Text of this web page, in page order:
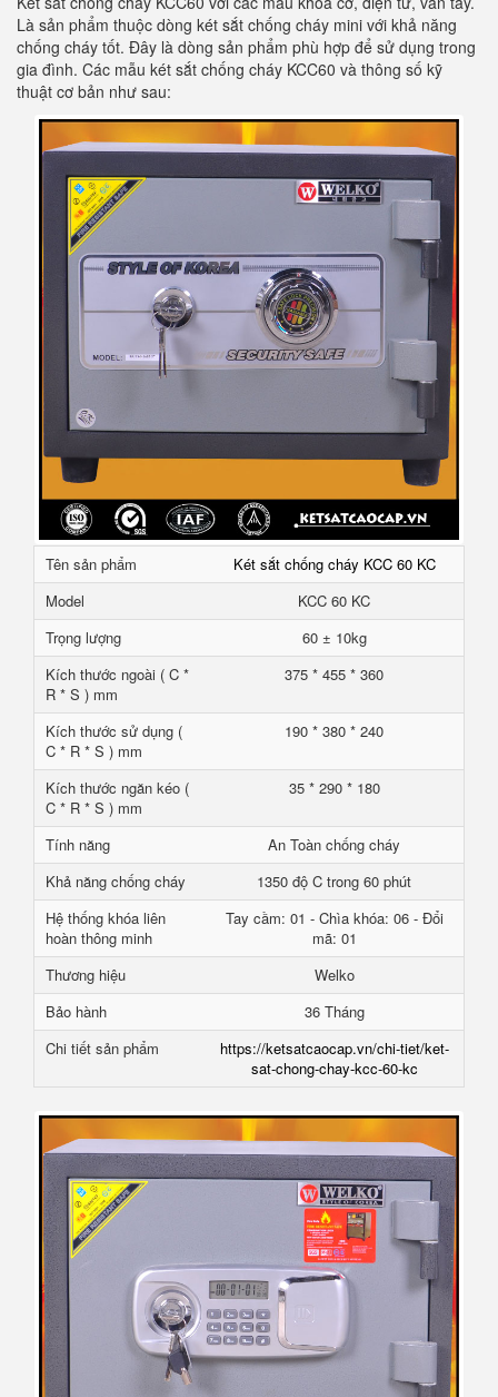
Là sản phẩm thuộc dòng két sắt chống cháy mini với khả năng
chống cháy tốt. Đây là dòng sản phẩm phù hợp để sử dụng trong
gia đình. Các mẫu két sắt chống cháy KCC60 và thông số kỹ
thuật cơ bản như sau:
Tên sản phẩm
Két sắt chống cháy KCC 60 KC
Model
KCC 60 KC
Trọng lượng
60 ± 10kg
Kích thước ngoài ( C *
R * S ) mm
375 * 455 * 360
Kích thước sử dụng (
C * R * S ) mm
190 * 380 * 240
Kích thước ngăn kéo (
C * R * S ) mm
35 * 290 * 180
Tính năng
An Toàn chống cháy
Khả năng chống cháy
1350 độ C trong 60 phút
Hệ thống khóa liên
hoàn thông minh
Tay cầm: 01 - Chìa khóa: 06 - Đổi
mã: 01
Thương hiệu
Welko
Bảo hành
36 Tháng
Chi tiết sản phẩm
https://ketsatcaocap.vn/chi-tiet/ket-
sat-chong-chay-kcc-60-kc